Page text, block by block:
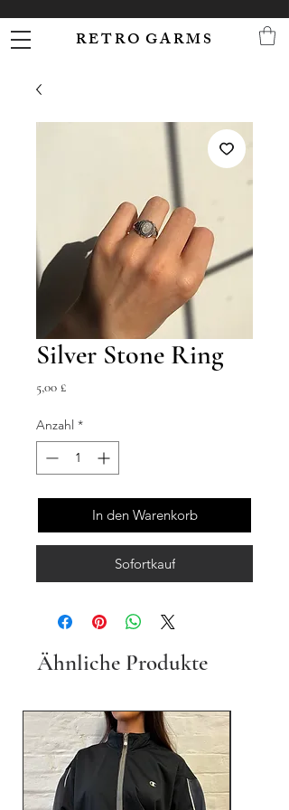
R E T R O G A R M S
Silver Stone Ring
5,00 £Preis
Anzahl *
In den Warenkorb
Sofortkauf
Ähnliche Produkte